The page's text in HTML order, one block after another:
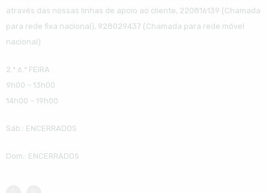
através das nossas linhas de apoio ao cliente, 220816139 (Chamada
para rede fixa nacional), 928029437 (Chamada para rede móvel
nacional)
2.ª 6.ª FEIRA
9h00 – 13h00
14h00 – 19h00
Sáb.: ENCERRADOS
Dom.: ENCERRADOS